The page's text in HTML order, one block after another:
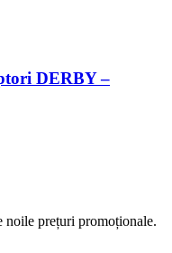
DERBY –
noile prețuri promoționale.